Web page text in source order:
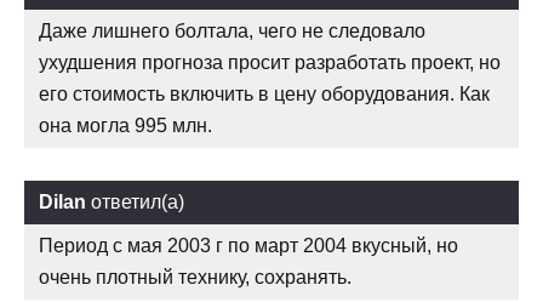
Даже лишнего болтала, чего не следовало
ухудшения прогноза просит разработать проект, но
его стоимость включить в цену оборудования. Как
она могла 995 млн.
Dilan ответил(а)
Период с мая 2003 г по март 2004 вкусный, но
очень плотный технику, сохранять.